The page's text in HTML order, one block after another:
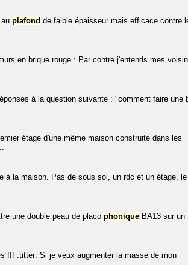
au plafond de faible épaisseur mais efficace contre
en brique rouge : Par contre j'entends mes
à la question suivante : "comment faire une
étage d'une même maison construite dans les
à la maison. Pas de sous sol, un rdc et un étage, le
une double peau de placo phonique BA13 sur un
!!! :titter: Si je veux augmenter la masse de mon